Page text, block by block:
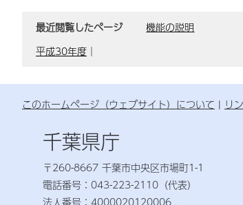
最近閲覧したページ
機能の説明
平成30年度 ｜
このホームページ（ウェブサイト）について リ
千葉県庁
〒260-8667 千葉市中央区市場町1-1
電話番号：043-223-2110（代表）
法人番号：4000020120006